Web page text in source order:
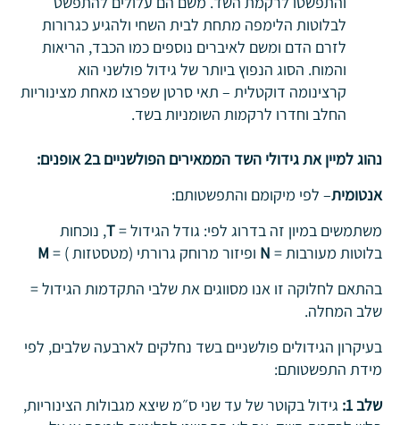
לבלוטות הלימפה מתחת לבית השחי ולהגיע כגרורות
לזרם הדם ומשם לאיברים נוספים כמו הכבד, הריאות
והמוח. הסוג הנפוץ ביותר של גידול פולשני הוא
קרצינומה דוקטלית – תאי סרטן שפרצו מאחת מצינוריות
החלב וחדרו לרקמות השומניות בשד.
נהוג למיין את גידולי השד הממאירים הפולשניים ב2 אופנים:
אנטומית– לפי מיקומם והתפשטותם:
משתמשים במיון זה בדרוג לפי: גודל הגידול =T, נוכחות
בלוטות מעורבות = N ופיזור מרוחק גרורתי (מטסטזות ) =M
בהתאם לחלוקה זו אנו מסווגים את שלבי התקדמות הגידול =
שלב המחלה.
בעיקרון הגידולים פולשניים בשד נחלקים לארבעה שלבים, לפי
מידת התפשטותם:
שלב 1:
גידול בקוטר של עד שני ס״מ שיצא מגבולות הצינוריות,